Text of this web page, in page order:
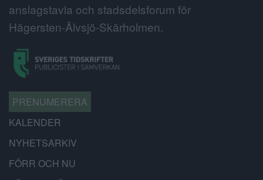
anslagstavla och stadsdelsforum för
Hägersten-Älvsjö-Skärholmen.
PRENUMERERA
KALENDER
NYHETSARKIV
FÖRR OCH NU